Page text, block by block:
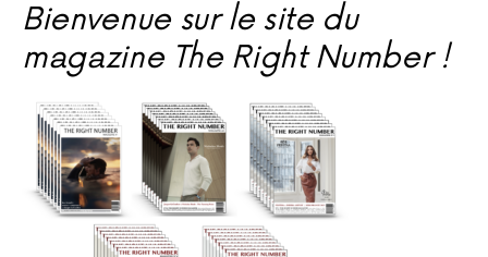
Bienvenue sur le site du
magazine The Right Number !